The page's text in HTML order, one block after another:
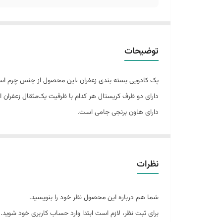
توضیحات
پک کادویی بسته بندی زعفران ،این محصول از جنس چرم
دارای دو ظرف کریستال هر کدام با ظرفیت یک‌مثقال
دارای هاون برنجی جامی است.
نظرات
شما هم درباره این محصول نظر خود را بنویسید.
برای ثبت نظر، لازم است ابتدا وارد حساب کاربری خود شوید.